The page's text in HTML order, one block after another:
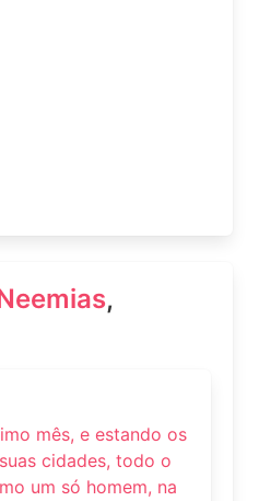
,
mês, e estando os
cidades, todo o
um só homem, na